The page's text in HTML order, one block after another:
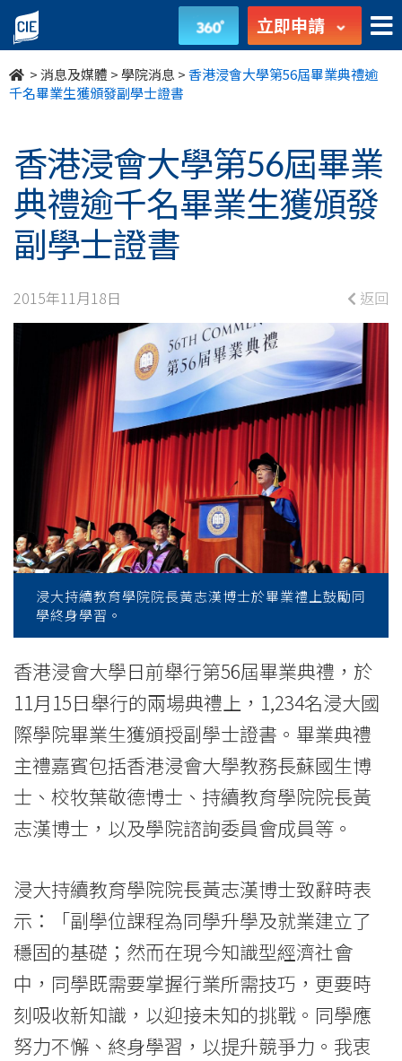
香
港
浸
大
學
第
56
屆
千
畢
業
生
獲
頒
發
學
士
證
書
立即申請
>消息及媒體 >學院消息 >香港浸會大學第56屆畢業典禮逾
千名畢業生獲頒發副學士證書
香港浸會大學第56屆畢業
典禮逾千名畢業生獲頒發
副學士證書
2015年11月18日 返回
浸大持續教育學院院長黃志漢博士於畢業禮上鼓勵同
學終身學習。
香港浸會大學日前舉行第56屆畢業典禮，於
11月15日舉行的兩場典禮上，1,234名浸大國
際學院畢業生獲頒授副學士證書。畢業典禮
主禮嘉賓包括香港浸會大學教務長蘇國生博
士、校牧葉敬德博士、持續教育學院院長黃
志漢博士，以及學院諮詢委員會成員等。
浸大持續教育學院院長黃志漢博士致辭時表
示：「副學位課程為同學升學及就業建立了
穩固的基礎；然而在現今知識型經濟社會
中，同學既需要掌握行業所需技巧，更要時
刻吸收新知識，以迎接未知的挑戰。同學應
努力不懈、終身學習，以提升競爭力。我衷